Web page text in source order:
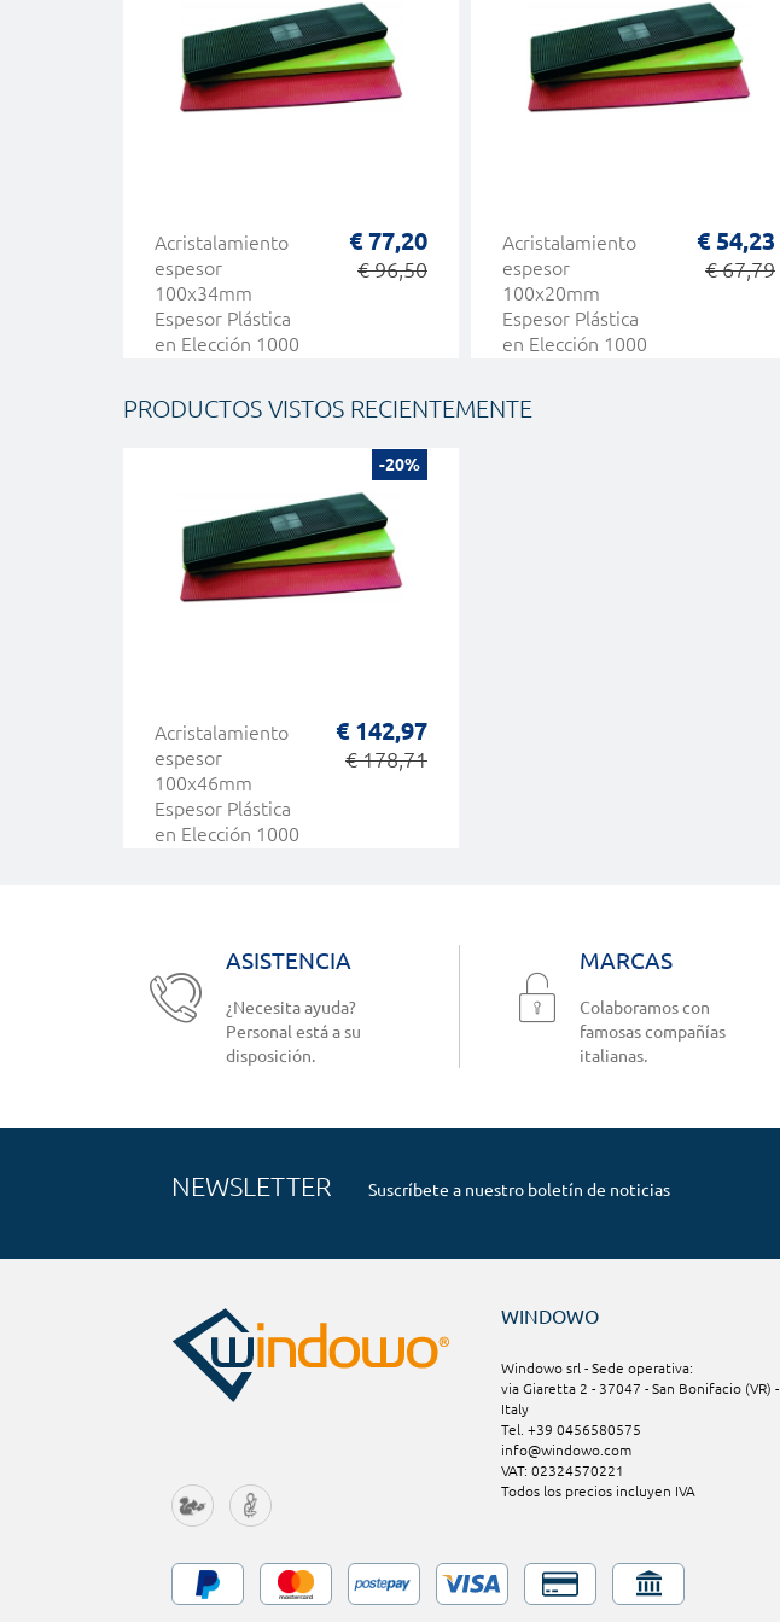
Acristalamiento
espesor
100x34mm
Espesor Plástica
en Elección 1000
€ 77,20
€ 96,50
Acristalamiento
espesor
100x20mm
Espesor Plástica
en Elección 1000
€ 54,23
€ 67,79
PRODUCTOS VISTOS RECIENTEMENTE
-20%
Acristalamiento
espesor
100x46mm
Espesor Plástica
en Elección 1000
€ 142,97
€ 178,71
ASISTENCIA
¿Necesita ayuda?
Personal está a su
disposición.
MARCAS
Colaboramos con
famosas compañías
italianas.
NEWSLETTER Suscríbete a nuestro boletín de noticias
WINDOWO
Windowo srl - Sede operativa:
via Giaretta 2 - 37047 - San Bonifacio (VR) -
Italy
Tel. +39 0456580575
info@windowo.com
VAT: 02324570221
Todos los precios incluyen IVA